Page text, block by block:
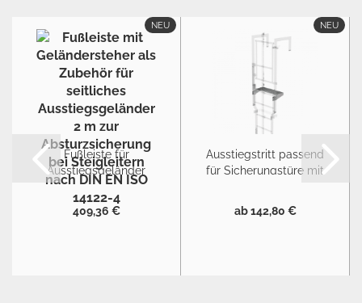
NEU
Fußleiste für
Ausstiegsgeländer
seitlich 2 m
409,36 €
NEU
Ausstiegstritt passend
für Sicherungstüre mit
ab 142,80 €